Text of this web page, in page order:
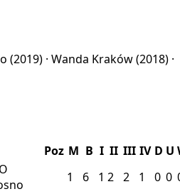
(2019) · Wanda Kraków(2018) ·
Poz M B I II III IV D U
1 6 1 2 2 1 0 0